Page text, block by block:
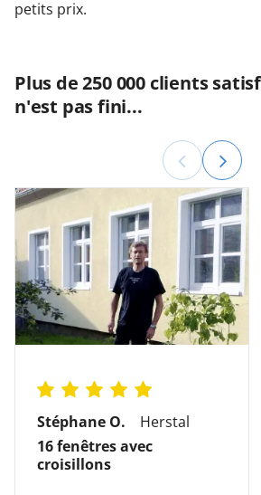
petits prix.
Plus de 250 000 clients
n'est pas fini...
Stéphane O.
Herstal
16 fenêtres avec
croisillons